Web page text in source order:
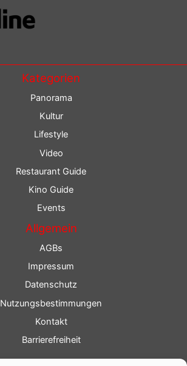
Kategorien
Panorama
Kultur
Lifestyle
Video
Restaurant Guide
Kino Guide
Events
Allgemein
AGBs
Impressum
Datenschutz
Nutzungsbestimmungen
Kontakt
Barrierefreiheit